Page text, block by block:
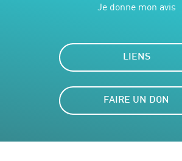
Je donne mon avis
LIENS
FAIRE UN DON